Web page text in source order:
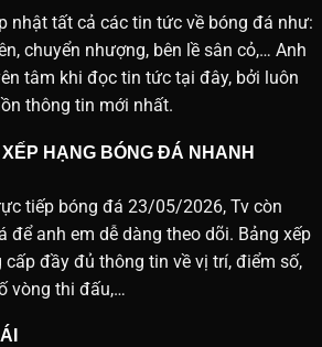
nhật tất cả các tin tức về bóng đá như:
chuyển nhượng, bên lề sân cỏ,… Anh
tâm khi đọc tin tức tại đây, bởi luôn
thông tin mới nhất.
HẠNG BÓNG ĐÁ NHANH
tiếp bóng đá 23/05/2026, Tv còn
để anh em dễ dàng theo dõi. Bảng xếp
cấp đầy đủ thông tin về vị trí, điểm số,
vòng thi đấu,…